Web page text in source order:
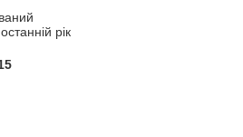
рік